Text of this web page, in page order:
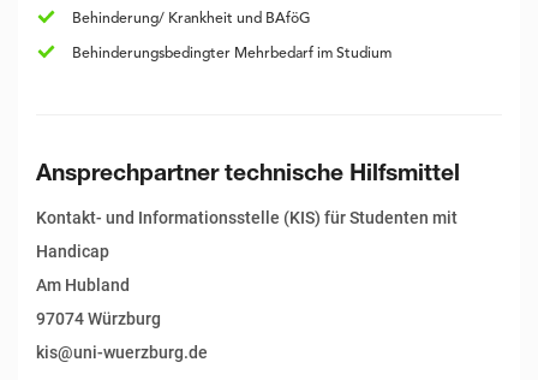
Behinderung/ Krankheit und BAföG
Behinderungsbedingter Mehrbedarf im Studium
Ansprechpartner technische Hilfsmittel
Kontakt- und Informationsstelle (KIS) für Studenten mit
Handicap
Am Hubland
97074 Würzburg
kis@uni-wuerzburg.de